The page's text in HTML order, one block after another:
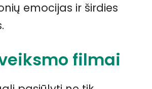
emocijas ir širdies
filmai